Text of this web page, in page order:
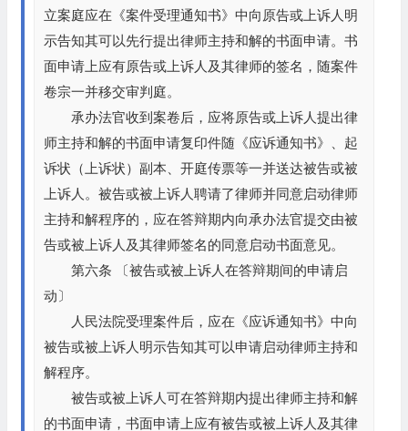
立案庭应在《案件受理通知书》中向原告或上诉人明
示告知其可以先行提出律师主持和解的书面申请。书
面申请上应有原告或上诉人及其律师的签名，随案件
卷宗一并移交审判庭。
承办法官收到案卷后，应将原告或上诉人提出律
师主持和解的书面申请复印件随《应诉通知书》、起
诉状（上诉状）副本、开庭传票等一并送达被告或被
上诉人。被告或被上诉人聘请了律师并同意启动律师
主持和解程序的，应在答辩期内向承办法官提交由被
告或被上诉人及其律师签名的同意启动书面意见。
第六条 〔被告或被上诉人在答辩期间的申请启
动〕
人民法院受理案件后，应在《应诉通知书》中向
被告或被上诉人明示告知其可以申请启动律师主持和
解程序。
被告或被上诉人可在答辩期内提出律师主持和解
的书面申请，书面申请上应有被告或被上诉人及其律